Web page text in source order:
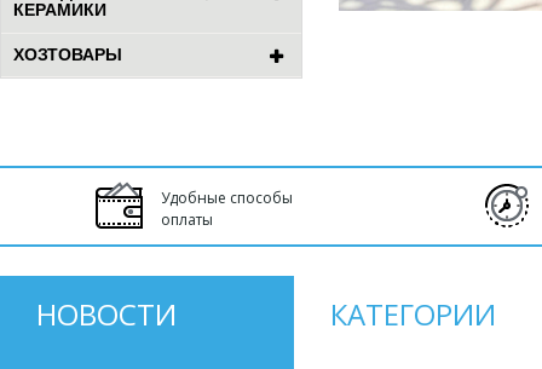
КЕРАМИКИ
ХОЗТОВАРЫ
Удобные способы
оплаты
НОВОСТИ КАТЕГОРИИ